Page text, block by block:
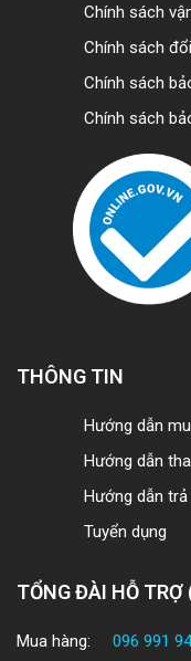
Chính sách
Chính sách
Chính sách
Chính sách
THÔNG TIN
Hướng dẫn
Hướng dẫn
Hướng dẫn trả
Tuyển dụng
TỔNG ĐÀI HỖ
Mua hàng: 096 991